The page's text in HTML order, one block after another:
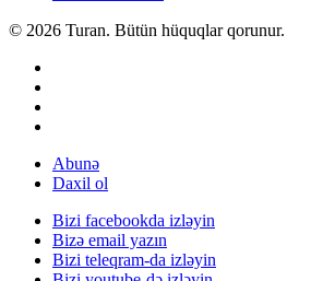
© 2026 Turan. Bütün hüquqlar qorunur.
Abunə
Daxil ol
Bizi facebookda izləyin
Bizə email yazın
Bizi teleqram-da izləyin